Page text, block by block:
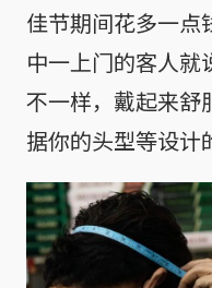
佳节期间花多一点
中一上门的客人就
不一样，戴起来舒
据你的头型等设计